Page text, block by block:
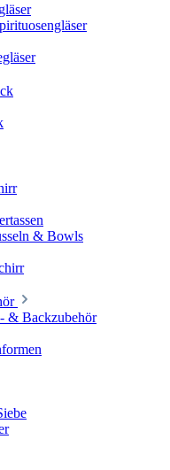
& Bowls
& Backzubehör